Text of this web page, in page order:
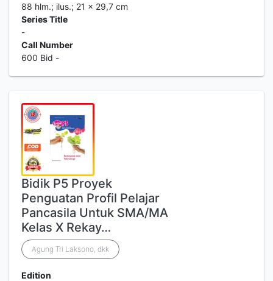
88 hlm.; ilus.; 21 x 29,7 cm
Series Title
-
Call Number
600 Bid -
Bidik P5 Proyek
Penguatan Profil Pelajar
Pancasila Untuk SMA/MA
Kelas X Rekay…
Agung Tri Laksono, dkk
Edition